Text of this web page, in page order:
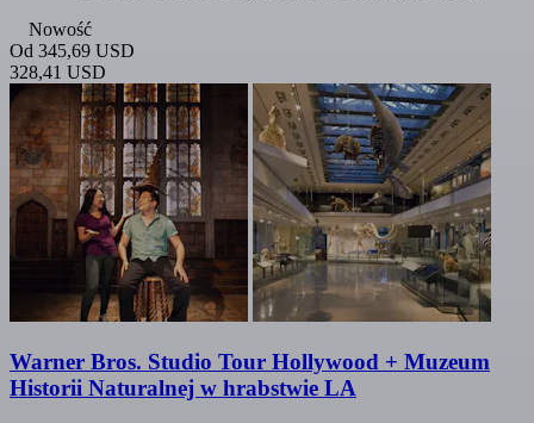
Nowość
Od 345,69 USD
328,41 USD
Warner Bros. Studio Tour Hollywood + Muzeum
Historii Naturalnej w hrabstwie LA